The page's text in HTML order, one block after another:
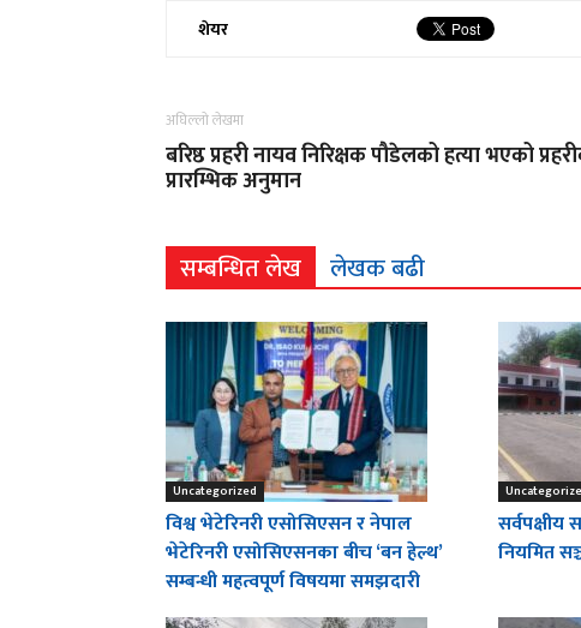
शेयर
अघिल्लो लेखमा
बरिष्ठ प्रहरी नायव निरिक्षक पौडेलको हत्या भएको
प्रारम्भिक अनुमान
सम्बन्धित लेख लेखक बढी
Uncategorized
विश्व भेटेरिनरी एसोसिएसन र नेपाल
भेटेरिनरी एसोसिएसनका बीच ‘बन हेल्थ’
सम्बन्धी महत्वपूर्ण विषयमा समझदारी
नियमित